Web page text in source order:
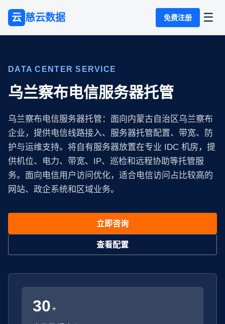
云 慈云数据 免费注册 ☰
DATA CENTER SERVICE
乌兰察布电信服务器托管
乌兰察布电信服务器托管：面向内蒙古自治区乌兰察布
企业，提供电信线路接入、服务器托管配置、带宽、防
护与运维支持。将自有服务器放置在专业 IDC 机房，提
供机位、电力、带宽、IP、巡检和远程协助等托管服
务。面向电信用户访问优化，适合电信访问占比较高的
网站、政企系统和区域业务。
立即咨询
查看配置
30+